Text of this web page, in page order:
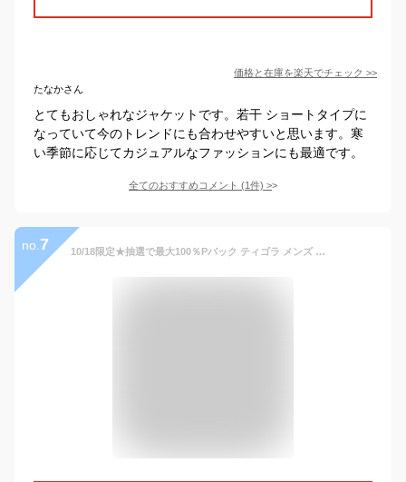
価格と在庫を楽天でチェック >>
たなかさん
とてもおしゃれなジャケットです。若干 ショートタイプに
なっていて今のトレンドにも合わせやすいと思います。寒
い季節に応じてカジュアルなファッションにも最適です。
全てのおすすめコメント (1件) >
no. 7 10/18限定★抽選で最大100％Pバック ティゴラ メンズ 中綿ジャケット アルミ蓄熱パデッドフードジャケット THERMOLITE(R)使用 杢 TR-9C1944IJ パーカー アウター スポーツウェア TIGORA fw_outer